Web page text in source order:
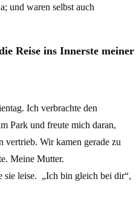
und waren selbst auch
Reise ins Innerste meiner
Ich verbrachte den
Park und freute mich daran,
vertrieb. Wir kamen gerade zu
Meine Mutter.
sie leise. „Ich bin gleich bei dir“,